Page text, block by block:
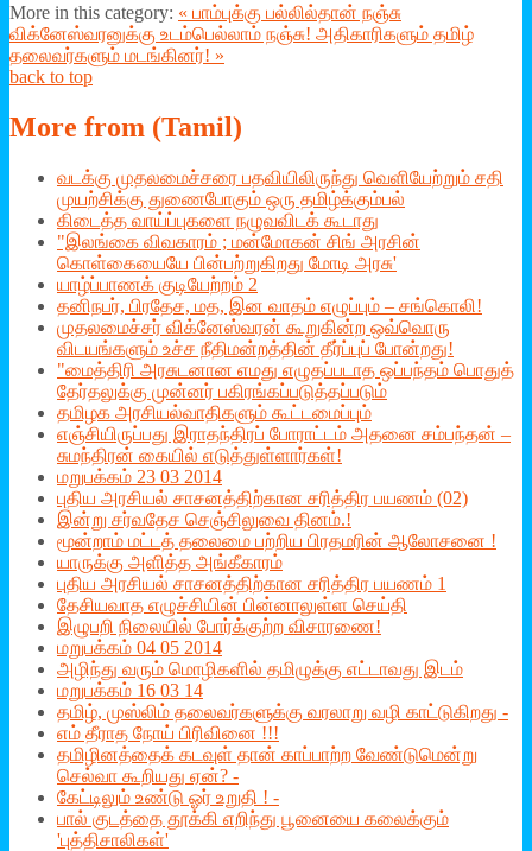
More in this category: « பாம்புக்கு பல்லில்தான் நஞ்சு
விக்னேஸ்வரனுக்கு உடம்பெல்லாம் நஞ்சு! அதிகாரிகளும் தமிழ்
தலைவர்களும் மடங்கினர்! »
back to top
More from (Tamil)
வடக்கு முதலமைச்சரை பதவியிலிருந்து வெளியேற்றும் சதி
முயற்சிக்கு துணைபோகும் ஒரு தமிழ்க்கும்பல்
கிடைத்த வாய்ப்புகளை நழுவவிடக் கூடாது
"இலங்கை விவகாரம் ; மன்மோகன் சிங் அரசின்
கொள்கையையே பின்பற்றுகிறது மோடி அரசு'
யாழ்ப்பாணக் குடியேற்றம் 2
தனிநபர், பிரதேச, மத, இன வாதம் எழுப்பும் – சங்கொலி!
முதலமைச்சர் விக்னேஸ்வரன் கூறுகின்ற ஒவ்வொரு
விடயங்களும் உச்ச நீதிமன்றத்தின் தீர்ப்புப் போன்றது!
"மைத்திரி அரசுடனான எமது எழுதப்படாத ஒப்பந்தம் பொதுத்
தேர்தலுக்கு முன்னர் பகிரங்கப்படுத்தப்படும்
தமிழக அரசியல்வாதிகளும் கூட்டமைப்பும்
எஞ்சியிருப்பது இராதந்திரப் போராட்டம் அதனை சம்பந்தன் –
சுமந்திரன் கையில் எடுத்துள்ளார்கள்!
மறுபக்கம் 23 03 2014
புதிய அரசியல் சாசனத்திற்கான சரித்திர பயணம் (02)
இன்று சர்வதேச செஞ்சிலுவை தினம்.!
மூன்றாம் மட்டத் தலைமை பற்றிய பிரதமரின் ஆலோசனை !
யாருக்கு அளித்த அங்கீகாரம்
புதிய அரசியல் சாசனத்திற்கான சரித்திர பயணம் 1
தேசியவாத எழுச்சியின் பின்னாலுள்ள செய்தி
இழுபறி நிலையில் போர்க்குற்ற விசாரணை!
மறுபக்கம் 04 05 2014
அழிந்து வரும் மொழிகளில் தமிழுக்கு எட்டாவது இடம்
மறுபக்கம் 16 03 14
தமிழ், முஸ்லிம் தலைவர்களுக்கு வரலாறு வழி காட்டுகிறது -
எம் தீராத நோய் பிரிவினை !!!
தமிழினத்தைக் கடவுள் தான் காப்பாற்ற வேண்டுமென்று
செல்வா கூறியது ஏன்? -
கேட்டிலும் உண்டு ஓர் உறுதி ! -
பால் குடத்தை தூக்கி எறிந்து பூனையை கலைக்கும்
'புத்திசாலிகள்'